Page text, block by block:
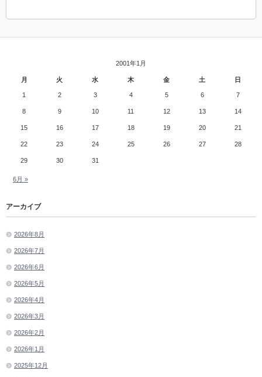
2001年1月
月 火 水 木 金 土 日
1 2 3 4 5 6 7
8 9 10 11 12 13 14
15 16 17 18 19 20 21
22 23 24 25 26 27 28
29 30 31
6月 »
アーカイブ
2026年8月
2026年7月
2026年6月
2026年5月
2026年4月
2026年3月
2026年2月
2026年1月
2025年12月